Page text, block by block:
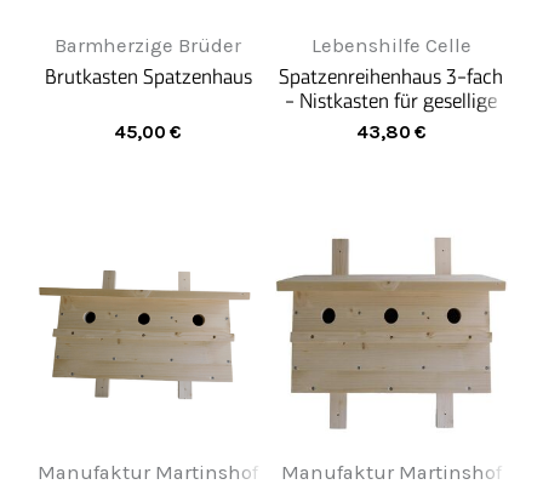
Barmherzige Brüder
Brutkasten Spatzenhaus
45,00 €
Lebenshilfe Celle
Spatzenreihenhaus 3-fach
- Nistkasten für gesellige
Haussperlinge
43,80 €
Manufaktur Martinshof Manufaktur Martinshof